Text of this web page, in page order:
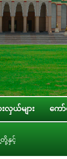
လှယ်များ ကော်
ေး ကျင်းပ